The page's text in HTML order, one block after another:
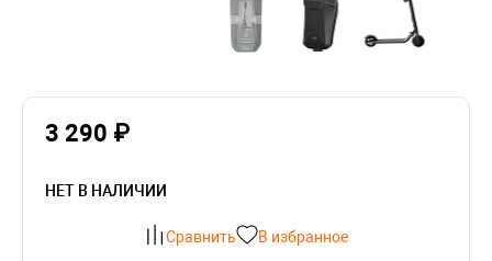
3 290 ₽
НЕТ В НАЛИЧИИ
Сравнить В избранное